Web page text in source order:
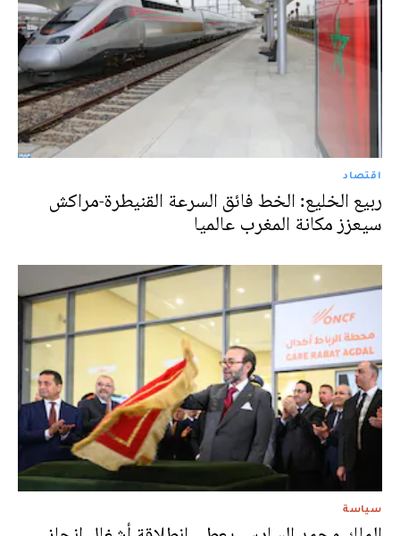
اقتصاد
ربيع الخليع: الخط فائق السرعة القنيطرة-مراكش
سيعزز مكانة المغرب عالميا
سياسة